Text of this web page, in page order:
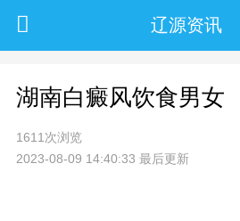
辽源资讯
湖南白癜风饮食男女
1611次浏览
2023-08-09 14:40:33 最后更新